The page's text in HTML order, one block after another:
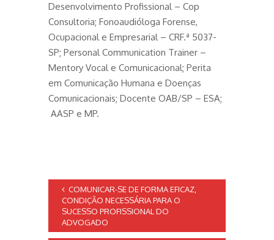
Desenvolvimento Profissional – Cop
Consultoria; Fonoaudióloga Forense,
Ocupacional e Empresarial – CRF.ª 5037-
SP; Personal Communication Trainer –
Mentory Vocal e Comunicacional; Perita
em Comunicação Humana e Doenças
Comunicacionais; Docente OAB/SP – ESA;
AASP e MP.
COMUNICAR-SE DE FORMA EFICAZ,
CONDIÇÃO NECESSÁRIA PARA O
SUCESSO PROFISSIONAL DO
ADVOGADO